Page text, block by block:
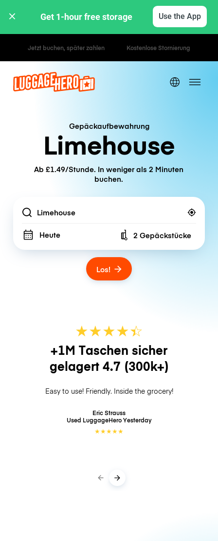
Get 1-hour free storage Use the App
Stunden- / Tagestarife
Gepäckaufbewahrung
Limehouse
Ab £1.49/Stunde. In weniger als 2 Minuten
buchen.
Location
Heute Number of bags
2 Gepäckstücke
Los!
★★★★☆
★
+1M Taschen sicher
gelagert 4.7 (300k+)
Easy to use! Friendly. Inside the grocery!
Eric Strauss
Used LuggageHeroYesterday
★★★★★